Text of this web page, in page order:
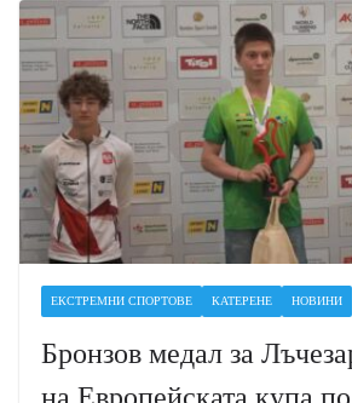
ЕКСТРЕМНИ СПОРТОВЕ КАТЕРЕНЕ НОВИНИ
Бронзов медал за